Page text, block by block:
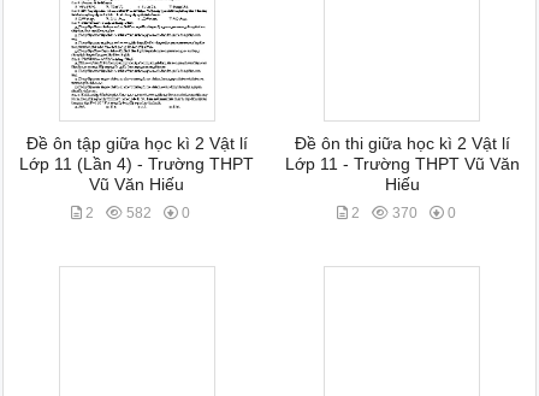
Đề ôn tập giữa học kì 2 Vật lí
Lớp 11 (Lần 4) - Trường THPT
Vũ Văn Hiếu
2 582 0
Đề ôn thi giữa học kì 2 Vật lí
Lớp 11 - Trường THPT Vũ Văn
Hiếu
2 370 0